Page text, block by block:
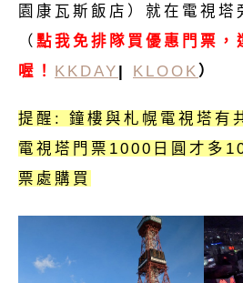
園康瓦斯飯店）就在電視塔
（ 點我免排隊買優惠門票，
喔！
KKDAY KLOOK ）
提醒: 鐘樓與札幌電視塔有
電視塔門票1000日圓才多
票處購買